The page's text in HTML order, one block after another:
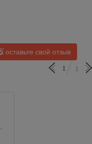
оставьте свой отзыв
1 1